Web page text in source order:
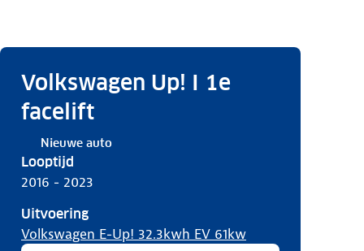
Volkswagen Up! I 1e
facelift
Nieuwe auto
Looptijd
2016 - 2023
Uitvoering
Volkswagen E-Up! 32.3kwh EV 61kw